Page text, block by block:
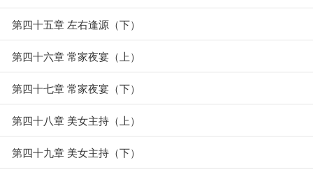
第四十五章 左右逢源（下）
第四十六章 常家夜宴（上）
第四十七章 常家夜宴（下）
第四十八章 美女主持（上）
第四十九章 美女主持（下）